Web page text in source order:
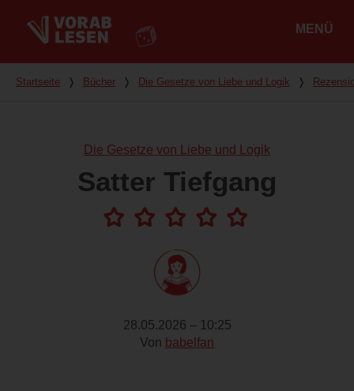
MENÜ
Du bist hier
Startseite ❭ Bücher ❭ Die Gesetze von Liebe und Logik ❭
Die Gesetze von Liebe und Logik
Satter Tiefgang
28.05.2026 – 10:25
Von babelfan